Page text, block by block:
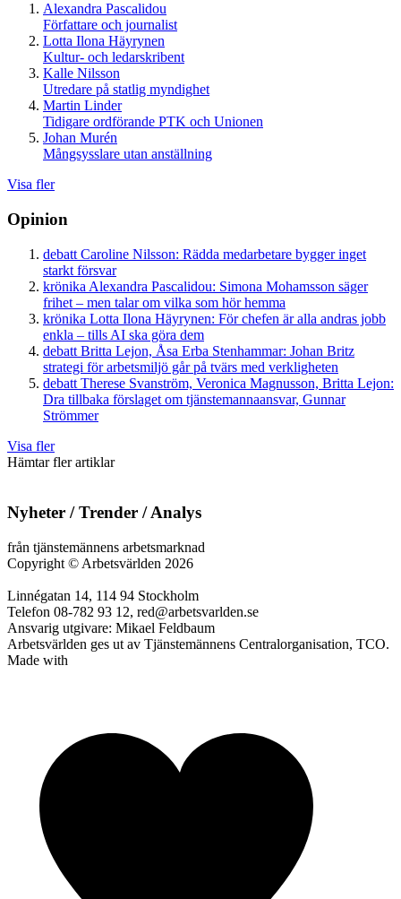
Alexandra Pascalidou
Författare och journalist
Lotta Ilona Häyrynen
Kultur- och ledarskribent
Kalle Nilsson
Utredare på statlig myndighet
Martin Linder
Tidigare ordförande PTK och Unionen
Johan Murén
Mångsysslare utan anställning
Visa fler
Opinion
debatt Caroline Nilsson: Rädda medarbetare bygger inget
starkt försvar
krönika Alexandra Pascalidou: Simona Mohamsson säger
frihet – men talar om vilka som hör hemma
krönika Lotta Ilona Häyrynen: För chefen är alla andras jobb
enkla – tills AI ska göra dem
debatt Britta Lejon, Åsa Erba Stenhammar: Johan Britz
strategi för arbetsmiljö går på tvärs med verkligheten
debatt Therese Svanström, Veronica Magnusson, Britta Lejon:
Dra tillbaka förslaget om tjänstemannaansvar, Gunnar
Strömmer
Visa fler
Hämtar fler artiklar
Nyheter / Trender / Analys
från tjänstemännens arbetsmarknad
Copyright © Arbetsvärlden 2026
Linnégatan 14, 114 94 Stockholm
Telefon 08-782 93 12, red@arbetsvarlden.se
Ansvarig utgivare: Mikael Feldbaum
Arbetsvärlden ges ut av Tjänstemännens Centralorganisation, TCO.
Made with